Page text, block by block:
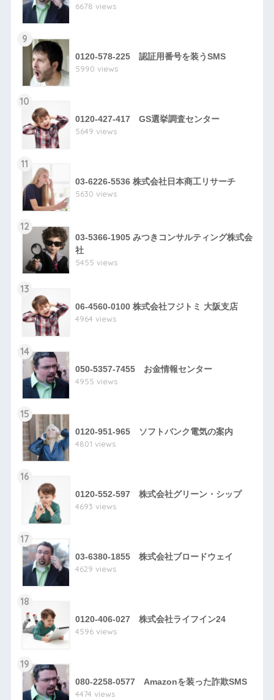
6678 views
9
0120-578-225 認証用番号を装うSMS
5990 views
10
0120-427-417 GS選挙調査センター
5649 views
11
03-6226-5536 株式会社日本商工リサーチ
5630 views
12
03-5366-1905 みつきコンサルティング株式会
社
5455 views
13
06-4560-0100 株式会社フジトミ 大阪支店
4964 views
14
050-5357-7455 お金情報センター
4955 views
15
0120-951-965 ソフトバンク電気の案内
4801 views
16
0120-552-597 株式会社グリーン・シップ
4693 views
17
03-6380-1855 株式会社ブロードウェイ
4629 views
18
0120-406-027 株式会社ライフイン24
4596 views
19
080-2258-0577 Amazonを装った詐欺SMS
4474 views